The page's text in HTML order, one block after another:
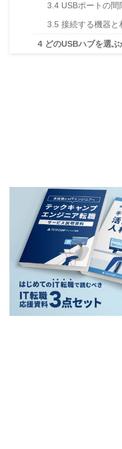
3.4 USBポートの
3.5 接続する機器と
4 どのUSBハブを選